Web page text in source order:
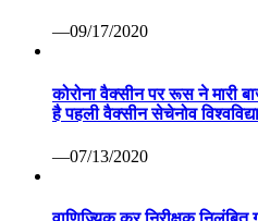
—09/17/2020
कोरोना वैक्सीन पर रूस ने मारी
है पहली वैक्सीन सेचेनोव
—07/13/2020